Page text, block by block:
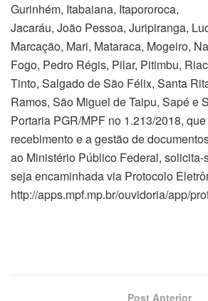
Gurinhém, Itabaiana, Itapororoca,
Jacaráu, João Pessoa, Juripiranga,
Marcação, Mari, Mataraca, Mogeiro,
Fogo, Pedro Régis, Pilar, Pitimbu,
Tinto, Salgado de São Félix, Santa
Ramos, São Miguel de Taipu, Sapé e
Portaria PGR/MPF no 1.213/2018,
recebimento e a gestão de
ao Ministério Público Federal, solicita-
seja encaminhada via Protocolo
http://apps.mpf.mp.br/ouvidoria/app/
Post Anterior